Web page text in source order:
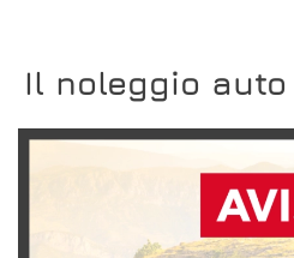
Il noleggio